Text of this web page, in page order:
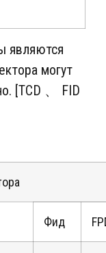
являются
могут
[TCD 、 FID
Фид